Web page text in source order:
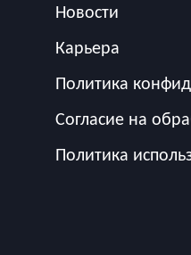
Новости
Карьера
Политика
Согласие на
Политика